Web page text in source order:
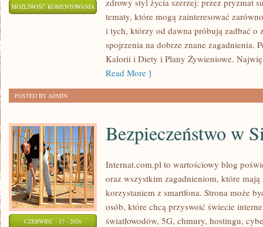
MOŻLIWOŚĆ KOMENTOWANIA LIFESTYLE
ZDROWE
NAWYKI
zdrowy styl życia szerzej: przez pryzmat
tematy, które mogą zainteresować
i tych, którzy od dawna próbują zadbać o
spojrzenia na dobrze znane zagadnienia.
Kalorii i Diety i Plany Żywieniowe.
Read More ]
POSTED BY ADMIN
CZERWIEC - 17 - 2026
Bezpieczeństwo w
Internat.com.pl to wartościowy blog
oraz wszystkim zagadnieniom, które
korzystaniem z smartfona. Strona może
osób, które chcą przyswoić świecie
światłowodów, 5G, chmury, hostingu,